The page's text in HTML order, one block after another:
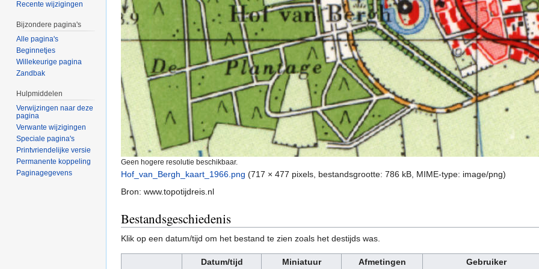
Geen hogere resolutie beschikbaar.
Hof_van_Bergh_kaart_1966.png (717 × 477 pixels, bestandsgrootte: 786 kB, MIME-type: image/png)
Bron: www.topotijdreis.nl
Bestandsgeschiedenis
Klik op een datum/tijd om het bestand te zien zoals het destijds was.
Datum/tijd Miniatuur Afmetingen Gebruiker
Recente wijzigingen
Bijzondere pagina's
Alle pagina's
Beginnetjes
Willekeurige pagina
Zandbak
Hulpmiddelen
Verwijzingen naar deze
pagina
Verwante wijzigingen
Speciale pagina's
Printvriendelijke versie
Permanente koppeling
Paginagegevens